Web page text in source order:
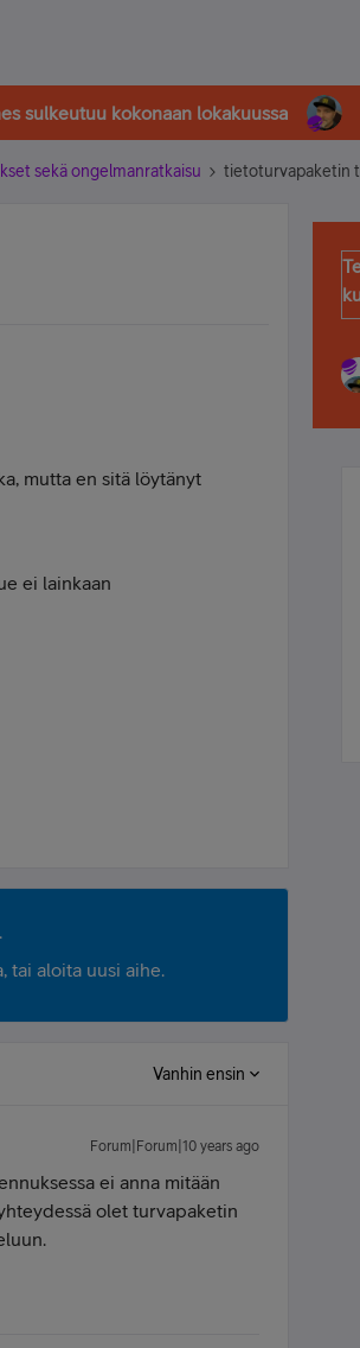
sulkeutuu kokonaan lokakuussa
sekä ongelmanratkaisu tietoturvapaketin
mutta en sitä löytänyt
ei lainkaan
tai aloita uusi aihe.
Vanhin ensin
Forum|Forum|10 years ago
ei anna mitään
olet turvapaketin